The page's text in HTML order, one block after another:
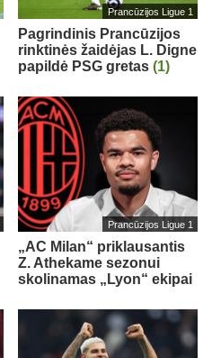
Prancūzijos Ligue 1
Pagrindinis Prancūzijos
rinktinės žaidėjas L. Digne
papildė PSG gretas (1)
Prancūzijos Ligue 1
„AC Milan“ priklausantis
Z. Athekame sezonui
skolinamas „Lyon“ ekipai